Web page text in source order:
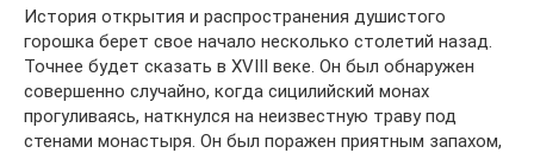
История открытия и распространения душистого
горошка берет свое начало несколько столетий назад.
Точнее будет сказать в XVIII веке. Он был обнаружен
совершенно случайно, когда сицилийский монах
прогуливаясь, наткнулся на неизвестную траву под
стенами монастыря. Он был поражен приятным запахом,